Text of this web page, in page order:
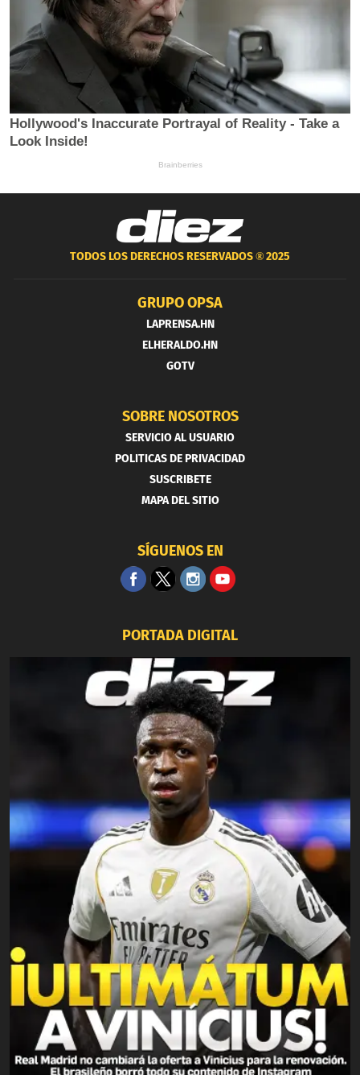
TODOS LOS DERECHOS RESERVADOS ®2025
GRUPO OPSA
LAPRENSA.HN
ELHERALDO.HN
GOTV
SOBRE NOSOTROS
SERVICIO AL USUARIO
POLITICAS DE PRIVACIDAD
SUSCRIBETE
MAPA DEL SITIO
SÍGUENOS EN
PORTADA DIGITAL